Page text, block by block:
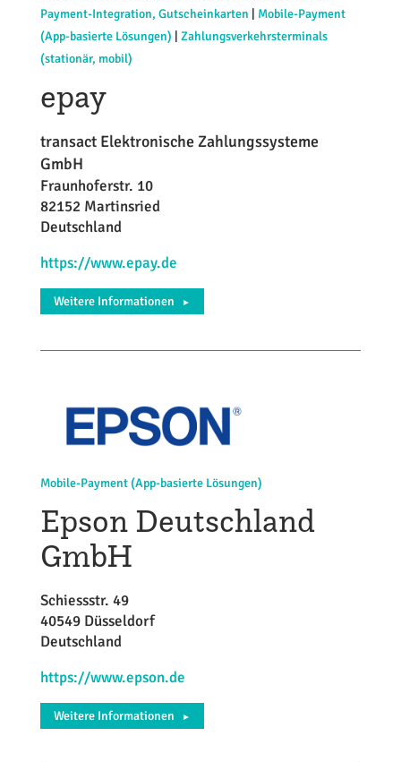
Payment-Integration, Gutscheinkarten
Mobile-Payment
(App-basierte Lösungen)
Zahlungsverkehrsterminals
(stationär, mobil)
epay
transact Elektronische Zahlungssysteme
GmbH
Fraunhoferstr. 10
82152 Martinsried
Deutschland
https://www.epay.de
Weitere Informationen ►
Mobile-Payment (App-basierte Lösungen)
Epson Deutschland
GmbH
Schiessstr. 49
40549 Düsseldorf
Deutschland
https://www.epson.de
Weitere Informationen ►